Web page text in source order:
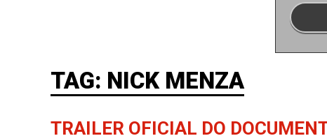
TAG: NICK MENZA
TRAILER OFICIAL DO